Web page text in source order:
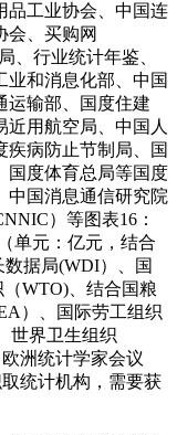
品工业协会、中国连
会、买购网
、行业统计年鉴、
业和消息化部、中国
运输部、国度住建
用航空局、中国人
疾病防止节制局、国
国度体育总局等国度
中国消息通信研究院
）等图表16：
单元：亿元，结合
据局(WDI）、国
WTO)、结合国粮
）、国际劳工组织
世界卫生组织
洲统计学家会议
取统计机构，需要获